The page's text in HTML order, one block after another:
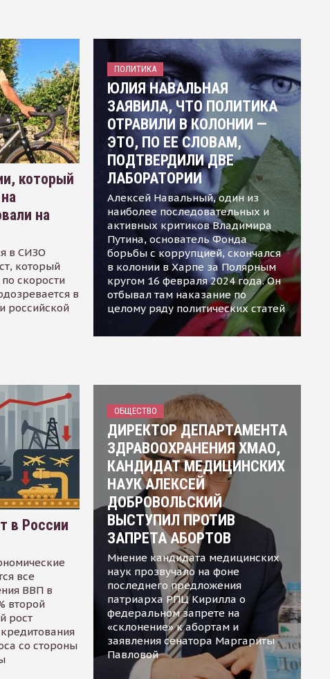
который
на
в СИЗО
который
скорости
в
российской
ПОЛИТИКА
ЮЛИЯ НАВАЛЬНАЯ
ЗАЯВИЛА, ЧТО ПОЛИТИКА
ОТРАВИЛИ В КОЛОНИИ —
ЭТО, ПО ЕЕ СЛОВАМ,
ПОДТВЕРДИЛИ ДВЕ
ЛАБОРАТОРИИ
Алексей Навальный, один из
наиболее последовательных и
активных критиков Владимира
Путина, основатель Фонда
борьбы с коррупцией, скончался
в колонии в Харпе за Полярным
кругом 16 февраля 2024 года. Он
отбывал там наказание по
целому ряду политических статей
в России
все
ВВП в
второй
рост
со стороны
ОБЩЕСТВО
ДИРЕКТОР ДЕПАРТАМЕНТА
ЗДРАВООХРАНЕНИЯ ХМАО,
КАНДИДАТ МЕДИЦИНСКИХ
НАУК АЛЕКСЕЙ
ДОБРОВОЛЬСКИЙ
ВЫСТУПИЛ ПРОТИВ
ЗАПРЕТА АБОРТОВ
Мнение кандидата медицинских
наук прозвучало на фоне
последнего предложения
патриарха РПЦ Кирилла о
федеральном запрете на
«склонение» к абортам и
заявления сенатора Маргариты
Павловой